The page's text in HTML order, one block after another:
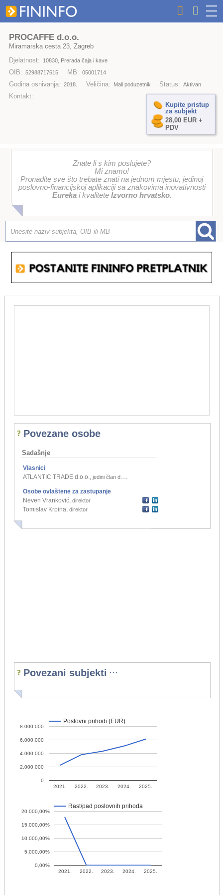
PROCAFFE d.o.o.
Miramarska cesta 23, Zagreb
Djelatnost:
10830, Prerada čaja i kave
OIB: 52988717615 MB: 05001714
Godina osnivanja: 2018. Veličina: Mali poduzetnik Status: Aktivan
Kontakt:
Kupite pristup
za subjekt
28,00 EUR +
PDV
Znate li s kim poslujete?
Mi znamo!
Pronađite sve što trebate znati na jednom mjestu, jedinoj
poslovno-financijskoj aplikaciji sa znakovima inovativnosti
Eurekai kvalitete Izvorno hrvatsko.
Povezane osobe
Sadašnje
Vlasnici
ATLANTIC TRADE d.o.o., jedini član d.o.o.
Osobe ovlaštene za zastupanje
Neven Vranković, direktor
Tomislav Krpina, direktor
Povezani subjekti ...
Poslovni prihodi (EUR)
2021. 2022. 2023. 2024. 2025.
0
2.000.000
4.000.000
6.000.000
8.000.000
Rast/pad poslovnih prihoda
2021. 2022. 2023. 2024. 2025.
0,00%
5.000,00%
10.000,00%
15.000,00%
20.000,00%